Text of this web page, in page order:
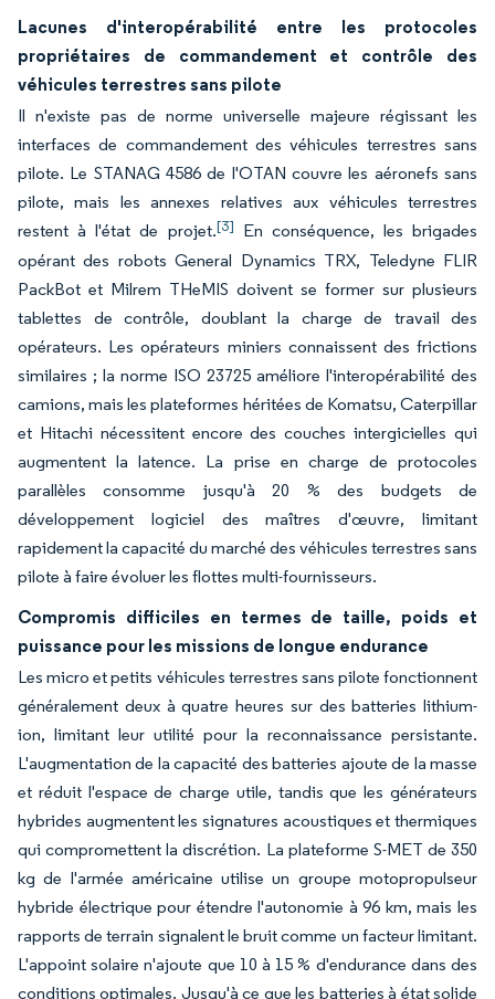
Lacunes d'interopérabilité entre les protocoles
propriétaires de commandement et contrôle des
véhicules terrestres sans pilote
Il n'existe pas de norme universelle majeure régissant les
interfaces de commandement des véhicules terrestres sans
pilote. Le STANAG 4586 de l'OTAN couvre les aéronefs sans
pilote, mais les annexes relatives aux véhicules terrestres
restent à l'état de projet.[3] En conséquence, les brigades
opérant des robots General Dynamics TRX, Teledyne FLIR
PackBot et Milrem THeMIS doivent se former sur plusieurs
tablettes de contrôle, doublant la charge de travail des
opérateurs. Les opérateurs miniers connaissent des frictions
similaires ; la norme ISO 23725 améliore l'interopérabilité des
camions, mais les plateformes héritées de Komatsu, Caterpillar
et Hitachi nécessitent encore des couches intergicielles qui
augmentent la latence. La prise en charge de protocoles
parallèles consomme jusqu'à 20 % des budgets de
développement logiciel des maîtres d'œuvre, limitant
rapidement la capacité du marché des véhicules terrestres sans
pilote à faire évoluer les flottes multi-fournisseurs.
Compromis difficiles en termes de taille, poids et
puissance pour les missions de longue endurance
Les micro et petits véhicules terrestres sans pilote fonctionnent
généralement deux à quatre heures sur des batteries lithium-
ion, limitant leur utilité pour la reconnaissance persistante.
L'augmentation de la capacité des batteries ajoute de la masse
et réduit l'espace de charge utile, tandis que les générateurs
hybrides augmentent les signatures acoustiques et thermiques
qui compromettent la discrétion. La plateforme S-MET de 350
kg de l'armée américaine utilise un groupe motopropulseur
hybride électrique pour étendre l'autonomie à 96 km, mais les
rapports de terrain signalent le bruit comme un facteur limitant.
L'appoint solaire n'ajoute que 10 à 15 % d'endurance dans des
conditions optimales. Jusqu'à ce que les batteries à état solide